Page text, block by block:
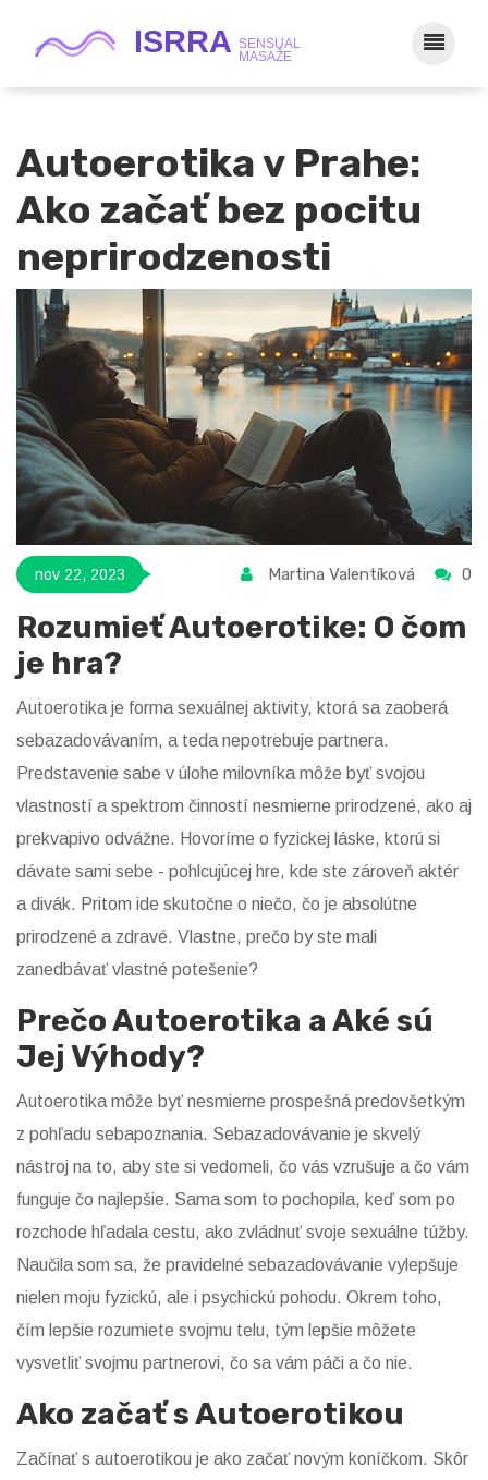
Autoerotika v Prahe:
Ako začať bez pocitu
neprirodzenosti
nov 22, 2023 Martina Valentíková 0
Rozumieť Autoerotike: O čom
je hra?
Autoerotika je forma sexuálnej aktivity, ktorá sa zaoberá
sebazadovávaním, a teda nepotrebuje partnera.
Predstavenie sabe v úlohe milovníka môže byť svojou
vlastností a spektrom činností nesmierne prirodzené, ako aj
prekvapivo odvážne. Hovoríme o fyzickej láske, ktorú si
dávate sami sebe - pohlcujúcej hre, kde ste zároveň aktér
a divák. Pritom ide skutočne o niečo, čo je absolútne
prirodzené a zdravé. Vlastne, prečo by ste mali
zanedbávať vlastné potešenie?
Prečo Autoerotika a Aké sú
Jej Výhody?
Autoerotika môže byť nesmierne prospešná predovšetkým
z pohľadu sebapoznania. Sebazadovávanie je skvelý
nástroj na to, aby ste si vedomeli, čo vás vzrušuje a čo vám
funguje čo najlepšie. Sama som to pochopila, keď som po
rozchode hľadala cestu, ako zvládnuť svoje sexuálne túžby.
Naučila som sa, že pravidelné sebazadovávanie vylepšuje
nielen moju fyzickú, ale i psychickú pohodu. Okrem toho,
čím lepšie rozumiete svojmu telu, tým lepšie môžete
vysvetliť svojmu partnerovi, čo sa vám páči a čo nie.
Ako začať s Autoerotikou
Začínať s autoerotikou je ako začať novým koníčkom. Skôr